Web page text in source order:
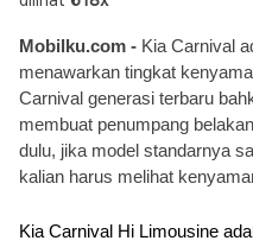
Mobilku.com - Kia Carnival
menawarkan tingkat
Carnival generasi terbaru
membuat penumpang
dulu, jika model standarnya
kalian harus melihat
Kia Carnival Hi Limousine